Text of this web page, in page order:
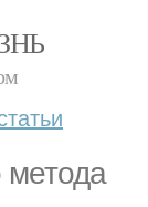
метода